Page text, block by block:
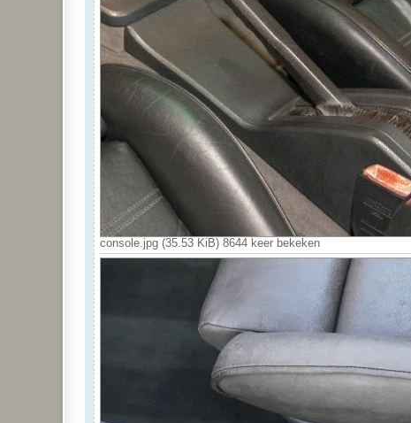
console.jpg (35.53 KiB) 8644 keer bekeken